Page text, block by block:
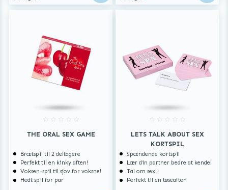
THE ORAL SEX GAME
Brætspil til 2 deltagere
Perfekt til en kinky aften!
Voksen-spil til sjov for voksne!
Hedt spil for par
LETS TALK ABOUT SEX
KORTSPIL
Spændende kortspil
Lær din partner bedre at kende!
Tal om sex!
Perfekt til en tøseaften